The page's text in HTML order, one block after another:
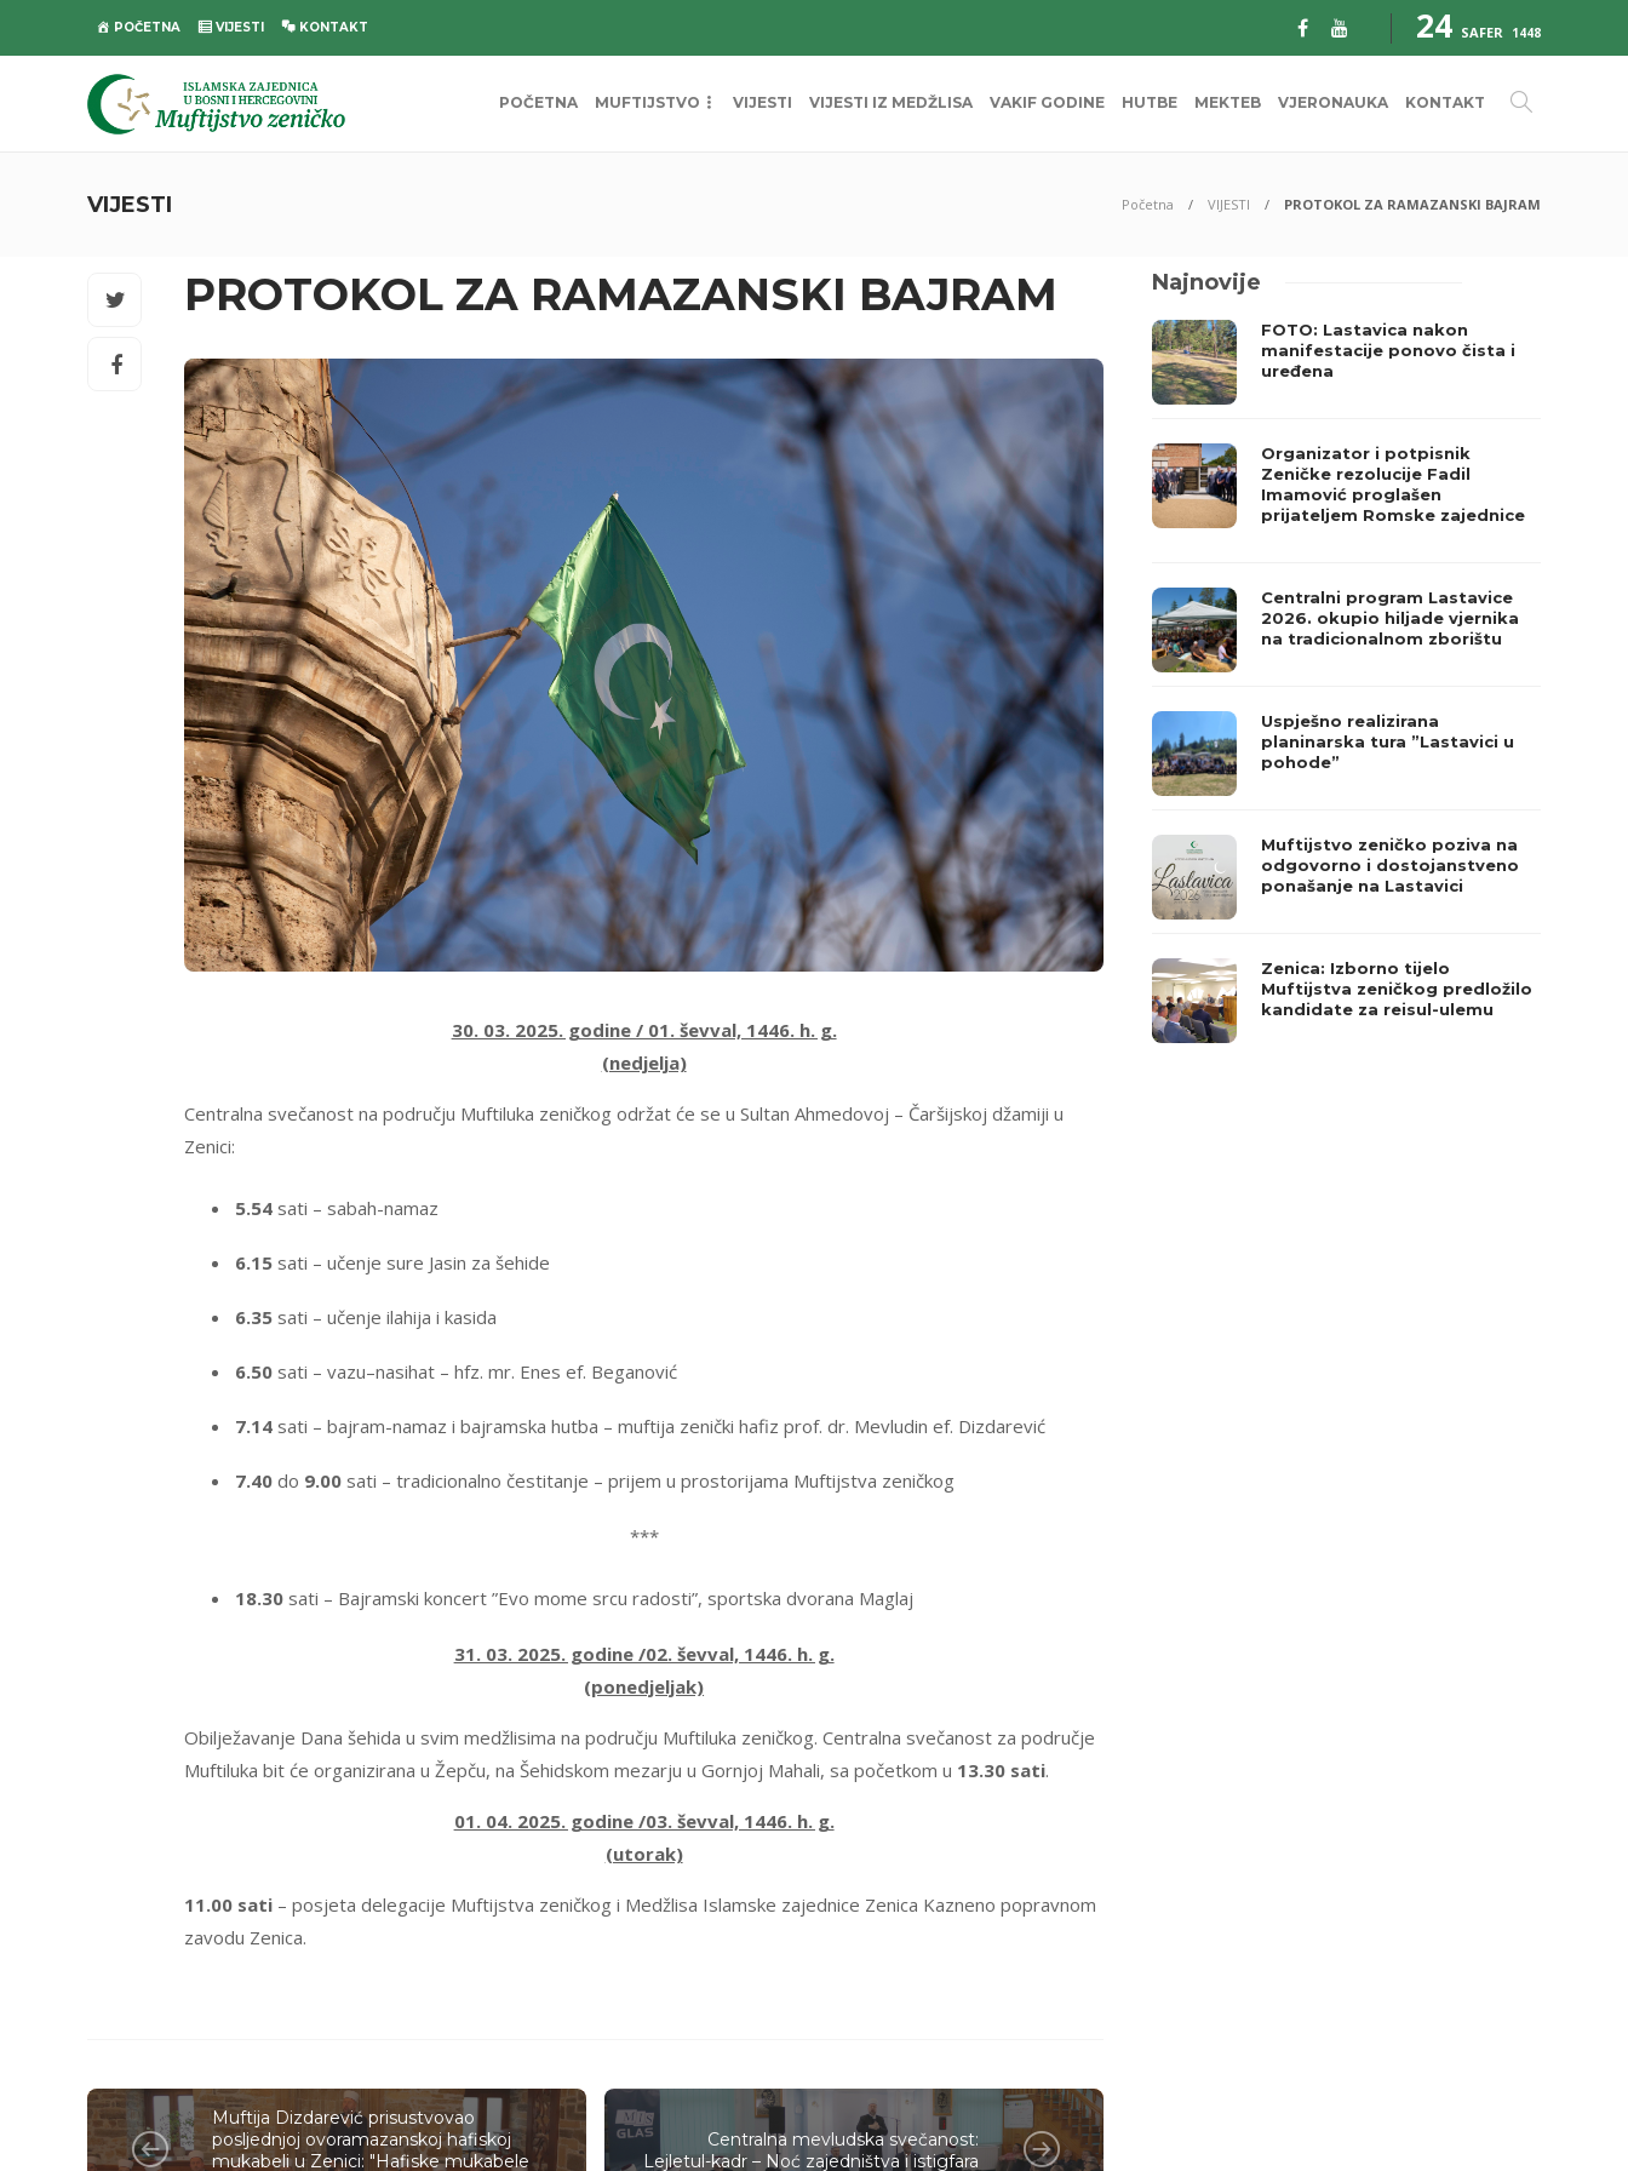
POČETNA VIJESTI KONTAKT 24 SAFER 1448
POČETNA MUFTIJSTVO VIJESTI VIJESTI IZ MEDŽLISA VAKIF GODINE HUTBE MEKTEB VJERONAUKA KONTAKT
VIJESTI Početna VIJESTI PROTOKOL ZA RAMAZANSKI BAJRAM
PROTOKOL ZA RAMAZANSKI BAJRAM
30. 03. 2025. godine / 01. ševval, 1446. h. g.
(nedjelja)
Centralna svečanost na području Muftiluka zeničkog održat će se u Sultan Ahmedovoj – Čaršijskoj džamiji u
Zenici:
5.54 sati – sabah-namaz
6.15 sati – učenje sure Jasin za šehide
6.35 sati – učenje ilahija i kasida
6.50 sati – vazu–nasihat – hfz. mr. Enes ef. Beganović
7.14 sati – bajram-namaz i bajramska hutba – muftija zenički hafiz prof. dr. Mevludin ef. Dizdarević
7.40 do 9.00 sati – tradicionalno čestitanje – prijem u prostorijama Muftijstva zeničkog
***
18.30 sati – Bajramski koncert ”Evo mome srcu radosti”, sportska dvorana Maglaj
31. 03. 2025. godine /02. ševval, 1446. h. g.
(ponedjeljak)
Obilježavanje Dana šehida u svim medžlisima na području Muftiluka zeničkog. Centralna svečanost za područje
Muftiluka bit će organizirana u Žepču, na Šehidskom mezarju u Gornjoj Mahali, sa početkom u 13.30 sati.
01. 04. 2025. godine /03. ševval, 1446. h. g.
(utorak)
11.00 sati – posjeta delegacije Muftijstva zeničkog i Medžlisa Islamske zajednice Zenica Kazneno popravnom
zavodu Zenica.
Muftija Dizdarević prisustvovao
posljednjoj ovoramazanskoj hafiskoj
mukabeli u Zenici: "Hafiske mukabele
Centralna mevludska svečanost:
Lejletul-kadr – Noć zajedništva i istigfara
Najnovije
FOTO: Lastavica nakon
manifestacije ponovo čista i
uređena
Organizator i potpisnik
Zeničke rezolucije Fadil
Imamović proglašen
prijateljem Romske zajednice
Centralni program Lastavice
2026. okupio hiljade vjernika
na tradicionalnom zborištu
Uspješno realizirana
planinarska tura ”Lastavici u
pohode”
Muftijstvo zeničko poziva na
odgovorno i dostojanstveno
ponašanje na Lastavici
Zenica: Izborno tijelo
Muftijstva zeničkog predložilo
kandidate za reisul-ulemu